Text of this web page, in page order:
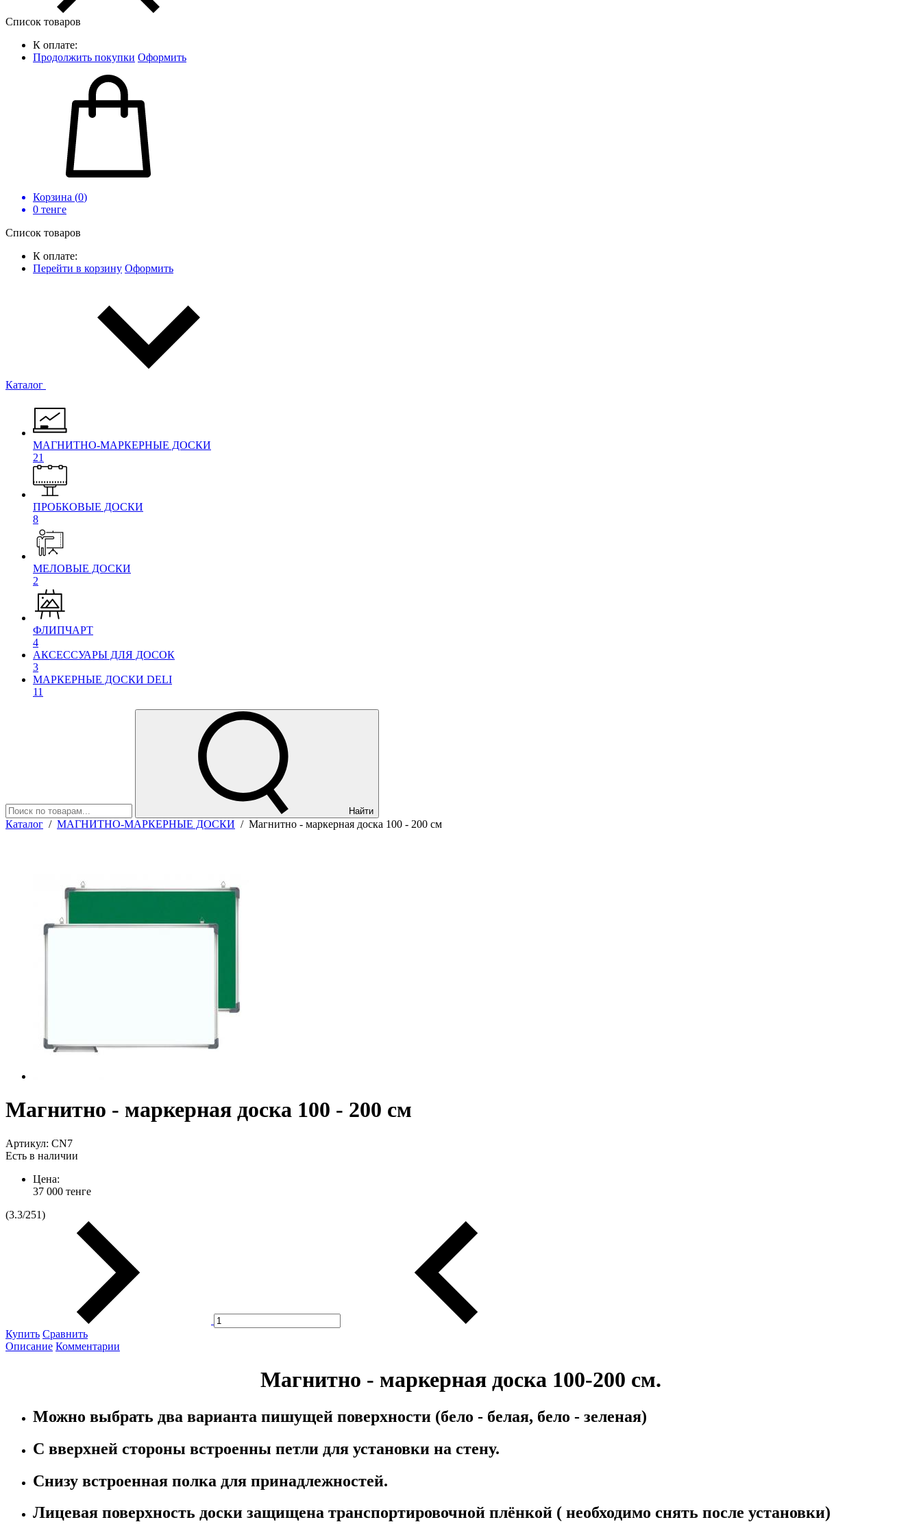
Список товаров
К оплате:
Продолжить покупки Оформить
Корзина (0)
0 тенге
Список товаров
К оплате:
Перейти в корзину Оформить
Каталог
МАГНИТНО-МАРКЕРНЫЕ ДОСКИ
21
ПРОБКОВЫЕ ДОСКИ
8
МЕЛОВЫЕ ДОСКИ
2
ФЛИПЧАРТ
4
АКСЕССУАРЫ ДЛЯ ДОСОК
3
МАРКЕРНЫЕ ДОСКИ DELI
11
Найти
Каталог / МАГНИТНО-МАРКЕРНЫЕ ДОСКИ / Магнитно - маркерная доска 100 - 200 см
Магнитно - маркерная доска 100 - 200 см
Артикул: CN7
Есть в наличии
Цена:
37 000 тенге
(3.3/251)
Купить Сравнить
Описание Комментарии
Магнитно - маркерная доска 100-200 см.
Можно выбрать два варианта пишущей поверхности (бело - белая, бело - зеленая)
С вверхней стороны встроенны петли для установки на стену.
Снизу встроенная полка для принадлежностей.
Лицевая поверхность доски защищена транспортировочной плёнкой ( необходимо снять после установки)